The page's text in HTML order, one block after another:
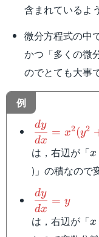
含まれているよ
微分方程式の中
かつ「多くの微
のでとても大事
例
\dfrac{dy}
dx
dy
= x2(y2
は，右辺が「x
x
)」の積なので
\dfrac{dy}
{dx}=y
dx
dy
= y
は，右辺が「x
x